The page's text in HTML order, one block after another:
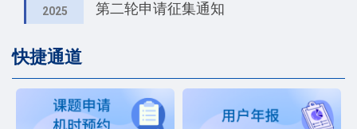
2025
第二轮申请征集通知
快捷通道